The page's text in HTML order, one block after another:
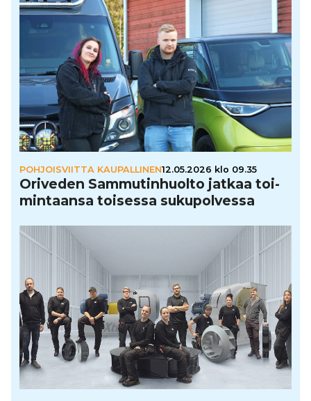
POHJOISVIITTA KAUPALLINEN12.05.2026 klo 09.35
Oriveden Sam­mu­tin­huolto jatkaa toi­
min­taansa toisessa suku­pol­vessa